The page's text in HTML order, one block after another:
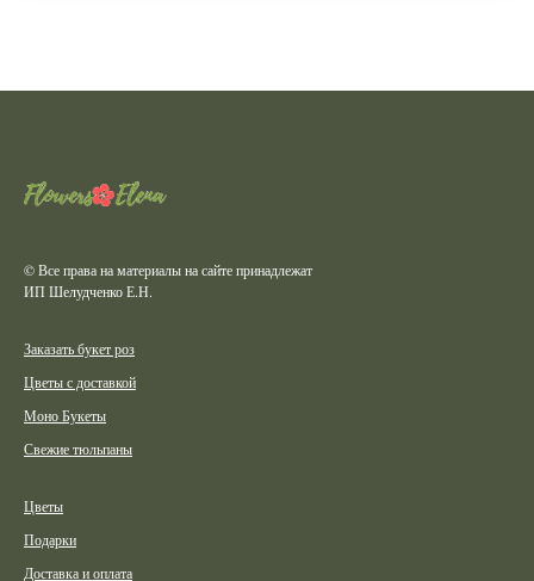
© Все права на материалы на сайте принадлежат
ИП Шелудченко Е.Н.
Заказать букет роз
Цветы с доставкой
Моно Букеты
Свежие тюльпаны
Цветы
Подарки
Доставка и оплата